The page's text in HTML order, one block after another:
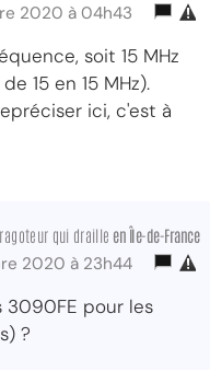
2020 à 04h43
soit 15 MHz
15 en 15 MHz).
ici, c'est à
qui draille en Île-de-France
2020 à 23h44
3090FE pour les
?